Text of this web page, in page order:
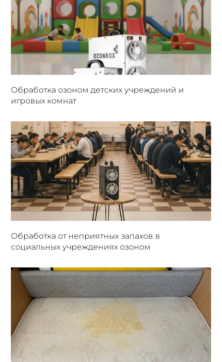
Обработка озоном детских учреждений и
игровых комнат
Обработка от неприятных запахов в
социальных учреждениях озоном